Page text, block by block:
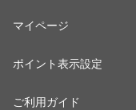
マイページ
ポイント表示設定
ご利用ガイド